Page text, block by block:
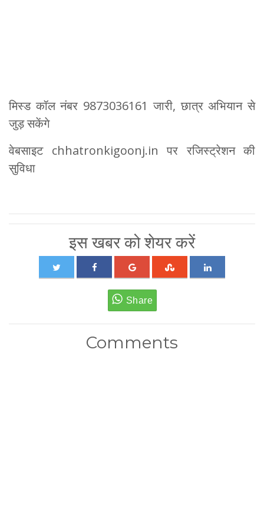
मिस्ड कॉल नंबर 9873036161 जारी, छात्र अभियान से
जुड़ सकेंगे
वेबसाइट chhatronkigoonj.in पर रजिस्ट्रेशन की
सुविधा
इस खबर को शेयर करें
Comments